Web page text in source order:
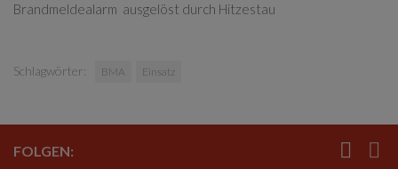
Brandmeldealarm ausgelöst durch Hitzestau
Schlagwörter: BMA Einsatz
FOLGEN: